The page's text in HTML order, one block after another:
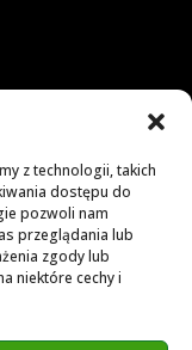
z technologii, takich
dostępu do
pozwoli nam
przeglądania lub
zgody lub
niektóre cechy i